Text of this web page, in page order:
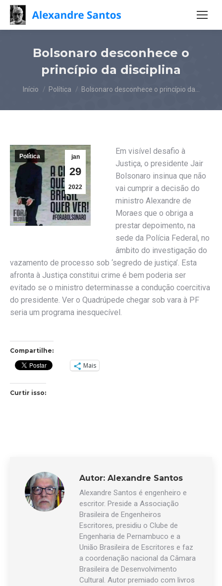
Bolsonaro desconhece o
princípio da disciplina
Você está aqui:
Início Política Bolsonaro desconhece o princípio da…
jan
29
2022
Política
Em visível desafio à
Justiça, o presidente Jair
Bolsonaro insinua que não
vai cumprir a decisão do
ministro Alexandre de
Moraes que o obriga a
prestar depoimento, na
sede da Polícia Federal, no
âmbito do investigação do
vazamento de processo sob ‘segredo de justiça’. Esta
afronta à Justiça constitui crime é bem poderia ser
evitado se o ministro determinasse a condução coercitiva
do presidente. Ver o Quadrúpede chegar sob vara à PF
seria um programa inesquecível.
Compartilhe:
Mais
Curtir isso:
Autor: Alexandre Santos
Alexandre Santos é engenheiro e
escritor. Preside a Associação
Brasileira de Engenheiros
Escritores, presidiu o Clube de
Engenharia de Pernambuco e a
União Brasileira de Escritores e faz
a coordenação nacional da Câmara
Brasileira de Desenvolvimento
Cultural. Autor premiado com livros